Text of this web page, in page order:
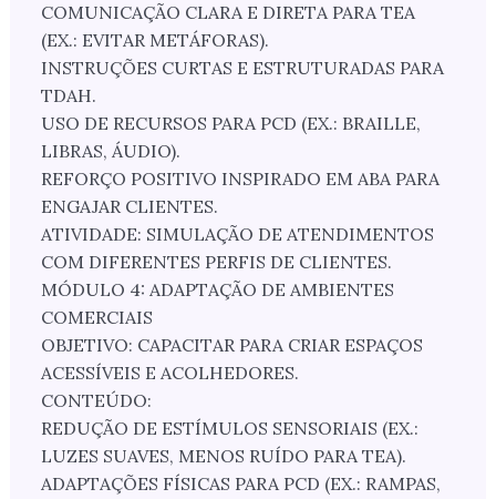
COMUNICAÇÃO CLARA E DIRETA PARA TEA
(EX.: EVITAR METÁFORAS).
INSTRUÇÕES CURTAS E ESTRUTURADAS PARA
TDAH.
USO DE RECURSOS PARA PCD (EX.: BRAILLE,
LIBRAS, ÁUDIO).
REFORÇO POSITIVO INSPIRADO EM ABA PARA
ENGAJAR CLIENTES.
ATIVIDADE: SIMULAÇÃO DE ATENDIMENTOS
COM DIFERENTES PERFIS DE CLIENTES.
MÓDULO 4: ADAPTAÇÃO DE AMBIENTES
COMERCIAIS
OBJETIVO: CAPACITAR PARA CRIAR ESPAÇOS
ACESSÍVEIS E ACOLHEDORES.
CONTEÚDO:
REDUÇÃO DE ESTÍMULOS SENSORIAIS (EX.:
LUZES SUAVES, MENOS RUÍDO PARA TEA).
ADAPTAÇÕES FÍSICAS PARA PCD (EX.: RAMPAS,